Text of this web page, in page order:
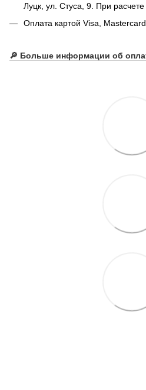
Луцк, ул. Стуса, 9. При расчете
Оплата картой Visa,
🔎 Больше информации об